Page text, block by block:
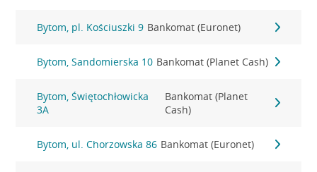
Bytom, pl. Kościuszki 9 Bankomat (Euronet)
Bytom, Sandomierska 10 Bankomat (Planet Cash)
Bytom, Świętochłowicka
3A
Bankomat (Planet
Cash)
Bytom, ul. Chorzowska 86 Bankomat (Euronet)